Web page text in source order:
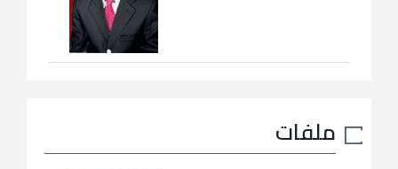
ملفات